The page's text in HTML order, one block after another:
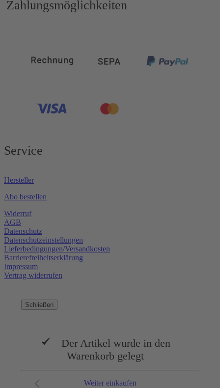
Zahlungsmöglichkeiten
Service
Hersteller
Abo bestellen
Widerruf
AGB
Datenschutz
Datenschutzeinstellungen
Lieferbedingungen/Versandkosten
Barrierefreiheitserklärung
Impressum
Vertrag widerrufen
Schließen
Der Artikel wurde in den
Warenkorb gelegt
Weiter einkaufen